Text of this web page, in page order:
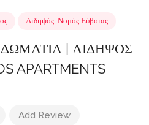
Αιδηψός Νομός Εύβοιας
ΔΩΜΑΤΙΑ |
Add Review